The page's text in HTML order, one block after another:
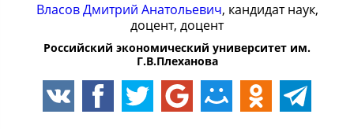
Власов Дмитрий Анатольевич, кандидат наук,
доцент, доцент
Российский экономический университет им.
Г.В.Плеханова